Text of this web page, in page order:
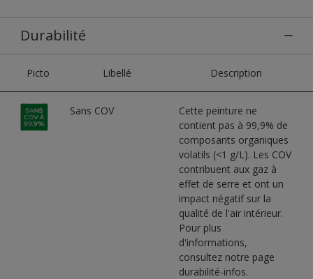
Durabilité
Picto Libellé Description
Sans COV
Cette peinture ne
contient pas à 99,9% de
composants organiques
volatils (<1 g/L). Les COV
contribuent aux gaz à
effet de serre et ont un
impact négatif sur la
qualité de l'air intérieur.
Pour plus
d'informations,
consultez notre page
durabilité-infos.